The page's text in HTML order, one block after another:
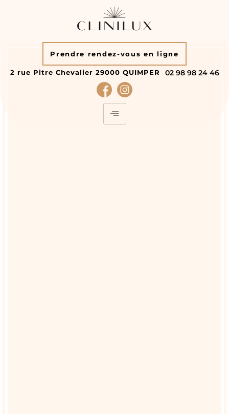
Prendre rendez-vous en ligne
2 rue Pitre Chevalier 29000 QUIMPER 02 98 98 24 46